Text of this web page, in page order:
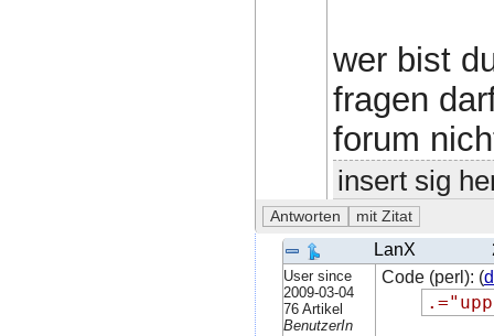
wer bist
fragen
forum
insert sig
LanX
User since
2009-03-04
76 Artikel
BenutzerIn
Code (perl): (
.=